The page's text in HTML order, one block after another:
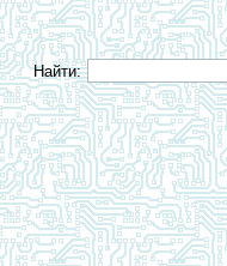
Найти: